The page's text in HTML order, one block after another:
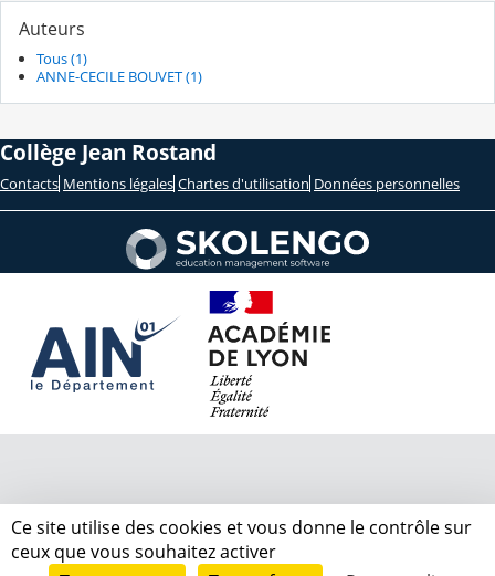
Auteurs
Tous (1)
ANNE-CECILE BOUVET (1)
Collège Jean Rostand
Contacts Mentions légales Chartes d'utilisation Données personnelles
Ce site utilise des cookies et vous donne le contrôle sur
ceux que vous souhaitez activer